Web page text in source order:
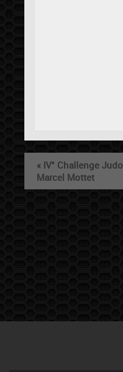
« IV° Challenge Judo
Marcel Mottet